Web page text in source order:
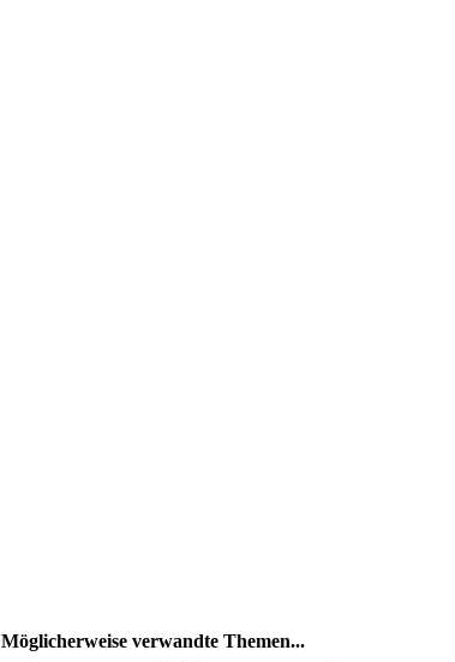
Möglicherweise verwandte Themen...